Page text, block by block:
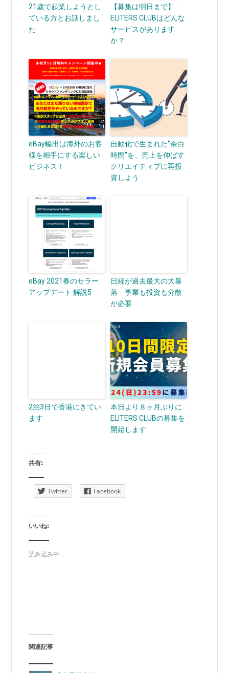
21歳で起業しようとし
ている方とお話しまし
た
【募集は明日まで】
ELITERS CLUBはどんな
サービスがあります
か？
eBay輸出は海外のお客
様を相手にする楽しい
ビジネス！
自動化で生まれた“余白
時間”を、売上を伸ばす
クリエイティブに再投
資しよう
eBay 2021春のセラー
アップデート 解説5
日経が過去最大の大暴
落 事業も投資も分散
が必要
2泊3日で香港にきてい
ます
本日より８ヶ月ぶりに
ELITERS CLUBの募集を
開始します
共有:
Twitter Facebook
いいね:
読み込み中...
関連記事